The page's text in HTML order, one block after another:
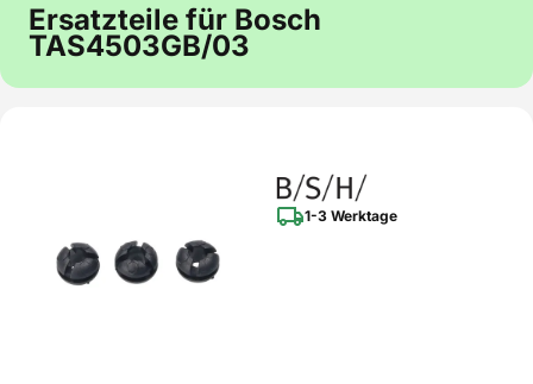
Ersatzteile für Bosch
TAS4503GB/03
1-3 Werktage